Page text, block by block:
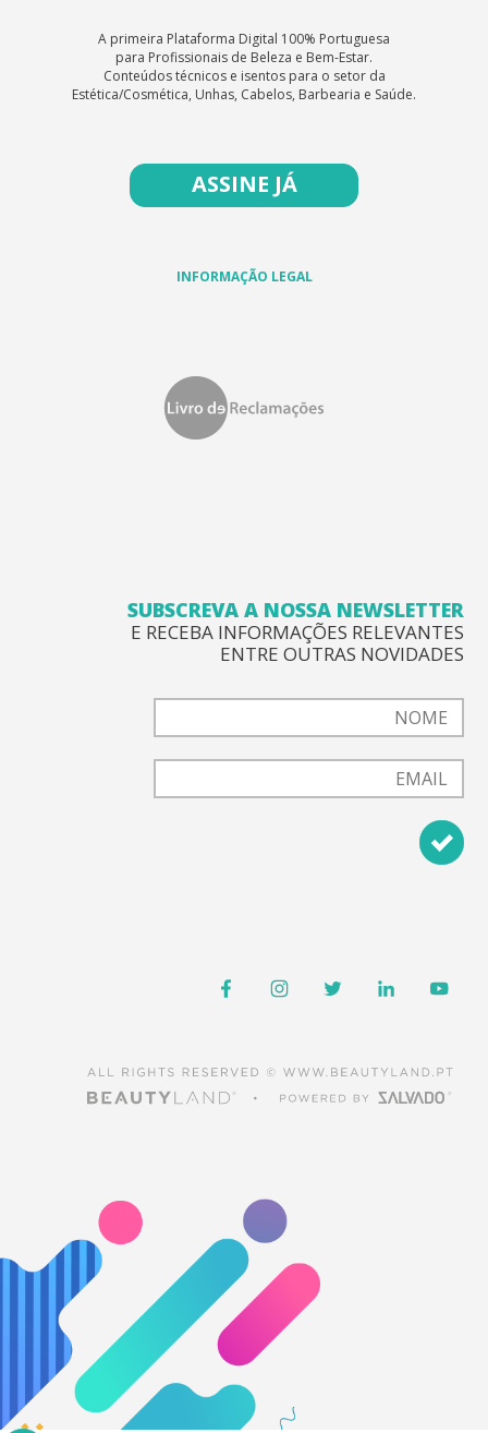
A primeira Plataforma Digital 100% Portuguesa
para Profissionais de Beleza e Bem-Estar.
Conteúdos técnicos e isentos para o setor da
Estética/Cosmética, Unhas, Cabelos, Barbearia e Saúde.
ASSINE JÁ
INFORMAÇÃO LEGAL
SUBSCREVA A NOSSA NEWSLETTER
E RECEBA INFORMAÇÕES RELEVANTES
ENTRE OUTRAS NOVIDADES